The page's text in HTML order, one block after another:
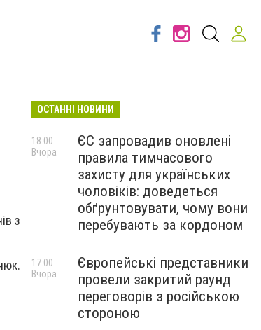
з
ОСТАННІ НОВИНИ
ЄС запровадив оновлені
правила тимчасового
захисту для українських
чоловіків: доведеться
обґрунтовувати, чому вони
перебувають за кордоном
18:00
Вчора
Європейські представники
провели закритий раунд
переговорів з російською
стороною
17:00
Вчора